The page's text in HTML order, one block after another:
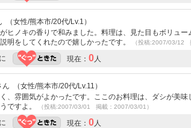
（女性/熊本市/20代/Lv.1）
ヒノキの香りで和みました。料理は、見た目もボリュ
明をしてくれたので嬉しかったです。
（投稿:2007/03/12
現在： 0 人
ん （女性/熊本市/20代/Lv.11）
、雰囲気がよかったです。ここのお料理は、ダシが美
ですよ。
（投稿:2007/03/01 掲載：2007/03/01）
現在： 0 人